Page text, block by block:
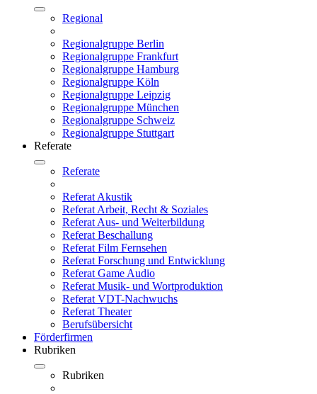
Regional
Regionalgruppe Berlin
Regionalgruppe Frankfurt
Regionalgruppe Hamburg
Regionalgruppe Köln
Regionalgruppe Leipzig
Regionalgruppe München
Regionalgruppe Schweiz
Regionalgruppe Stuttgart
Referate
Referate
Referat Akustik
Referat Arbeit, Recht & Soziales
Referat Aus- und Weiterbildung
Referat Beschallung
Referat Film Fernsehen
Referat Forschung und Entwicklung
Referat Game Audio
Referat Musik- und Wortproduktion
Referat VDT-Nachwuchs
Referat Theater
Berufsübersicht
Förderfirmen
Rubriken
Rubriken